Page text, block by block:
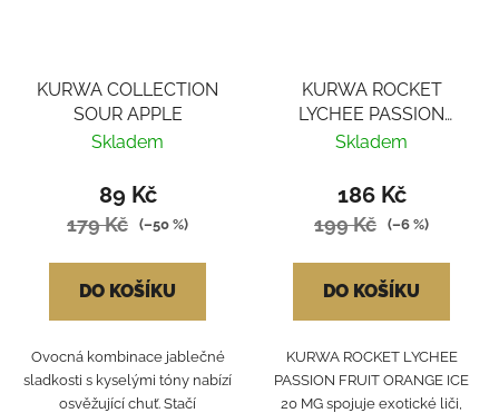
KURWA COLLECTION
SOUR APPLE
Skladem
89 Kč
179 Kč (–50 %)
DO KOŠÍKU
Ovocná kombinace jablečné
sladkosti s kyselými tóny nabízí
osvěžující chuť. Stačí
KURWA ROCKET
LYCHEE PASSION
FRUIT ORANGE ICE
Skladem
186 Kč
199 Kč (–6 %)
DO KOŠÍKU
KURWA ROCKET LYCHEE
PASSION FRUIT ORANGE ICE
20 MG spojuje exotické liči,